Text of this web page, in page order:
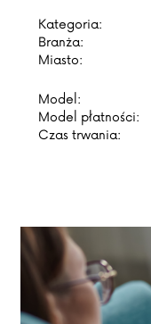
Kategoria:
Branża:
Miasto:
Model:
Model płatności:
Czas trwania: